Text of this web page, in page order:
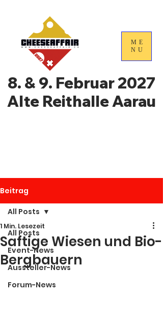
ME
NU
8. & 9. Februar 2027
Alte Reithalle Aarau
Beitrag
All Posts
Event-News
Aussteller-News
Forum-News
All Posts
Saftige Wiesen und Bio-
Bergbauern
1 Min. Lesezeit